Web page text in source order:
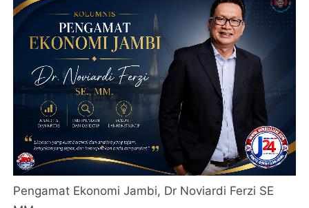
Pengamat Ekonomi Jambi, Dr Noviardi Ferzi SE